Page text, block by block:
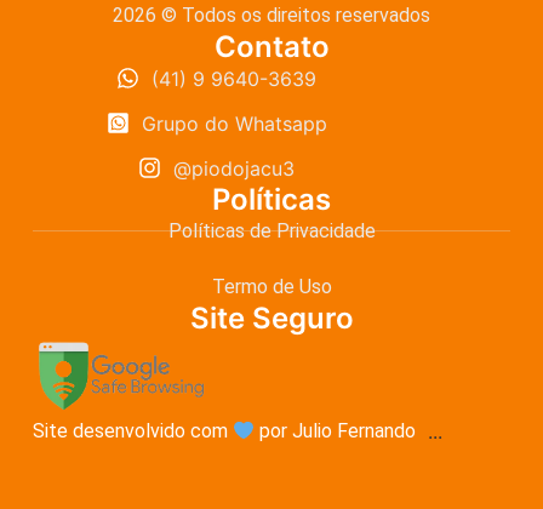
2026 © Todos os direitos reservados
Contato
(41) 9 9640-3639
Grupo do Whatsapp
@piodojacu3
Políticas
Políticas de Privacidade
Termo de Uso
Site Seguro
Site desenvolvido com por Julio Fernando ...